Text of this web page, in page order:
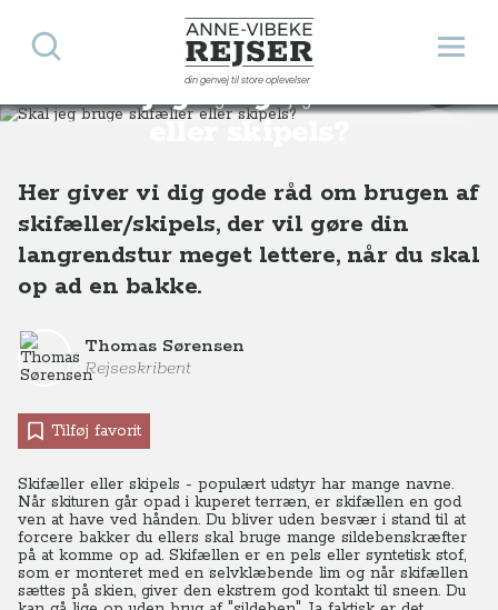
Anne-Vibeke Rejser
din genvej til store oplevelser
Åbn
Søg
Skal jeg bruge skifæller
eller skipels?
Destinationer Europa Norge Skal jeg bruge skifeller eller skipels?
Her giver vi dig gode råd om brugen af
skifæller/skipels, der vil gøre din
langrendstur meget lettere, når du skal
op ad en bakke.
Thomas Sørensen
Rejseskribent
Tilføj favorit
Skifæller eller skipels - populært udstyr har mange navne.
Når skituren går opad i kuperet terræn, er skifællen en god
ven at have ved hånden. Du bliver uden besvær i stand til at
forcere bakker du ellers skal bruge mange sildebenskræfter
på at komme op ad. Skifællen er en pels eller syntetisk stof,
som er monteret med en selvklæbende lim og når skifællen
sættes på skien, giver den ekstrem god kontakt til sneen. Du